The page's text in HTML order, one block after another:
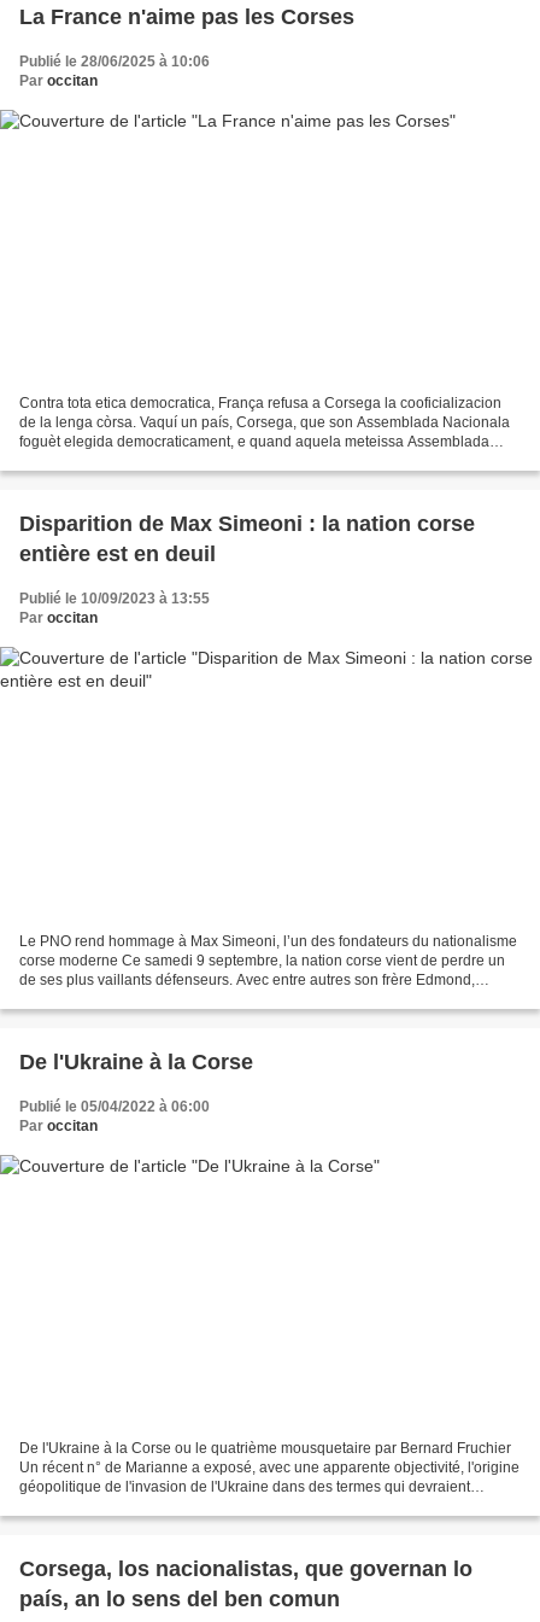
La France n'aime pas les Corses
Publié le 28/06/2025 à 10:06
Par occitan
Contra tota etica democratica, França refusa a Corsega la cooficializacion
de la lenga còrsa. Vaquí un país, Corsega, que son Assemblada Nacionala
foguèt elegida democraticament, e quand aquela meteissa Assemblada
Disparition de Max Simeoni : la nation corse
entière est en deuil
Publié le 10/09/2023 à 13:55
Par occitan
Le PNO rend hommage à Max Simeoni, l’un des fondateurs du nationalisme
corse moderne Ce samedi 9 septembre, la nation corse vient de perdre un
de ses plus vaillants défenseurs. Avec entre autres son frère Edmond,
De l'Ukraine à la Corse
Publié le 05/04/2022 à 06:00
Par occitan
De l'Ukraine à la Corse ou le quatrième mousquetaire par Bernard Fruchier
Un récent n° de Marianne a exposé, avec une apparente objectivité, l'origine
géopolitique de l'invasion de l'Ukraine dans des termes qui devraient
Corsega, los nacionalistas, que governan lo
país, an lo sens del ben comun